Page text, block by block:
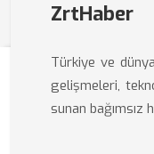
ZrtHaber
Türkiye ve
gelişmeleri,
sunan